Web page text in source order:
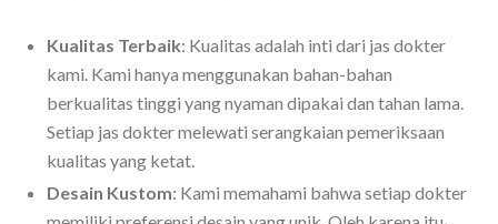
Kualitas Terbaik: Kualitas adalah inti dari jas dokter
kami. Kami hanya menggunakan bahan-bahan
berkualitas tinggi yang nyaman dipakai dan tahan lama.
Setiap jas dokter melewati serangkaian pemeriksaan
kualitas yang ketat.
Desain Kustom: Kami memahami bahwa setiap dokter